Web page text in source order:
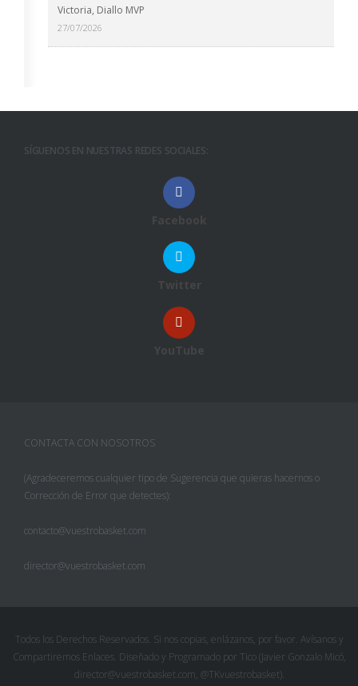
Victoria, Diallo MVP
27/07/2026
SÍGUENOS EN NUESTRAS REDES SOCIALES:
Facebook
Twitter
YouTube
CONTACTA CON NOSOTROS
(Agradeceremos cualquier tipo de Sugerencia que quieras hacernos o
Corrección de Error que detectes):
contacto@vuestrobasket.com
director@vuestrobasket.com
Todos los Derechos Reservados. Si nos copias, enlázanos, por favor. Avísanos y
Compartiremos Enlaces. Diseñado y Programado por Tico (Javier Gonzalo Micó,
director@vuestrobasket.com, @TKvuestrobasket).